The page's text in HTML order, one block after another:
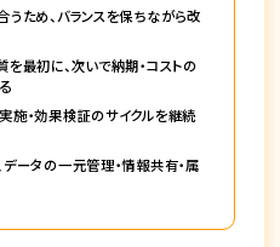
ため、バランスを保ちながら改
最初に、次いで納期・コストの
施・効果検証のサイクルを継続
ータの一元管理・情報共有・属